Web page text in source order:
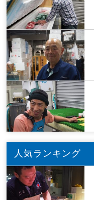
人気ランキング